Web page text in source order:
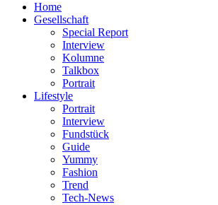
Home
Gesellschaft
Special Report
Interview
Kolumne
Talkbox
Portrait
Lifestyle
Portrait
Interview
Fundstück
Guide
Yummy
Fashion
Trend
Tech-News